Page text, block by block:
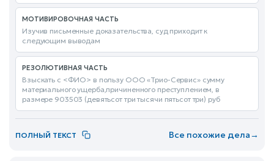
МОТИВИРОВОЧНАЯ ЧАСТЬ
Изучив письменные доказательства, суд приходит к
следующим выводам
РЕЗОЛЮТИВНАЯ ЧАСТЬ
Взыскать с <ФИО> в пользу ООО «Трио-Сервис» сумму
материального ущерба,причиненного преступлением, в
размере 903503 (девятьсот три тысячи пятьсот три) руб
ПОЛНЫЙ ТЕКСТ Все похожие дела→